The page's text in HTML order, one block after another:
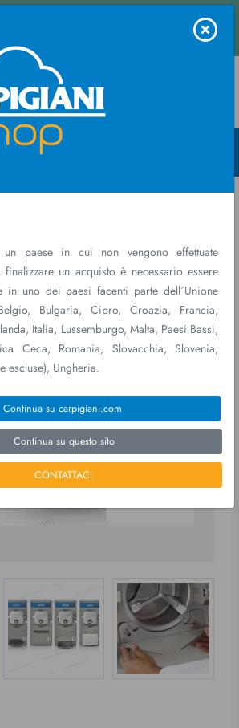
Contattaci
paese in cui non vengono effettuate
un acquisto è necessario essere
in uno dei paesi facenti parte dell´Unione
Bulgaria, Cipro, Croazia, Francia,
Italia, Lussemburgo, Malta, Paesi Bassi,
Ceca, Romania, Slovacchia, Slovenia,
escluse), Ungheria.
Continua su carpigiani.com
Continua su questo sito
CONTATTACI
Macchine